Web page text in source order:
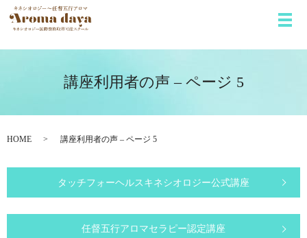
メ
講座利用者の声 – ページ 5
HOME 講座利用者の声 – ページ 5
タッチフォーヘルス キネシオロジー公式講座
任督五行アロマセラピー認定講座